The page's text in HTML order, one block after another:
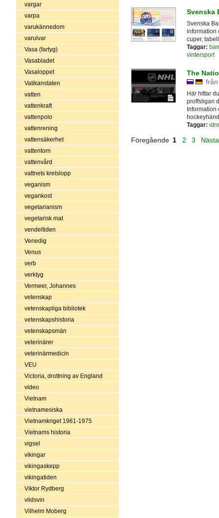
vargar
varpa
varukännedom
varulvar
Vasa (fartyg)
Vasabladet
Vasaloppet
Vatikanstaten
vatten
vattenkraft
vattenpolo
vattenrening
vattensäkerhet
vattentorn
vattenvård
vattnets kretslopp
veganism
vegankost
vegetarianism
vegetarisk mat
vendeltiden
Venedig
Venus
verb
verktyg
Vermeer, Johannes
vetenskap
vetenskapliga bibliotek
vetenskapshistoria
vetenskapsmän
veterinärer
veterinärmedicin
VEU
Victoria, drottning av England
video
Vietnam
vietnamesiska
Vietnamkriget 1961-1975
Vietnams historia
vigsel
vikingar
vikingaskepp
vikingatiden
Viktor Rydberg
vildsvin
Vilhelm Moberg
Svenska
Svenska
information
cuper,
Taggar:
vintersport
The
Här hittar
proffsligan
Information
Taggar:
Föregående 1 2 3